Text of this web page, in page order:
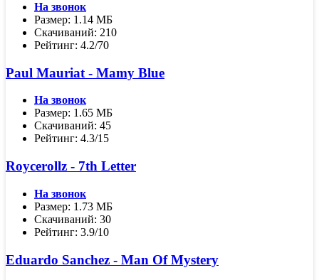
На звонок
Размер: 1.14 МБ
Скачиваний: 210
Рейтинг: 4.2/70
Paul Mauriat - Mamy Blue
На звонок
Размер: 1.65 МБ
Скачиваний: 45
Рейтинг: 4.3/15
Roycerollz - 7th Letter
На звонок
Размер: 1.73 МБ
Скачиваний: 30
Рейтинг: 3.9/10
Eduardo Sanchez - Man Of Mystery